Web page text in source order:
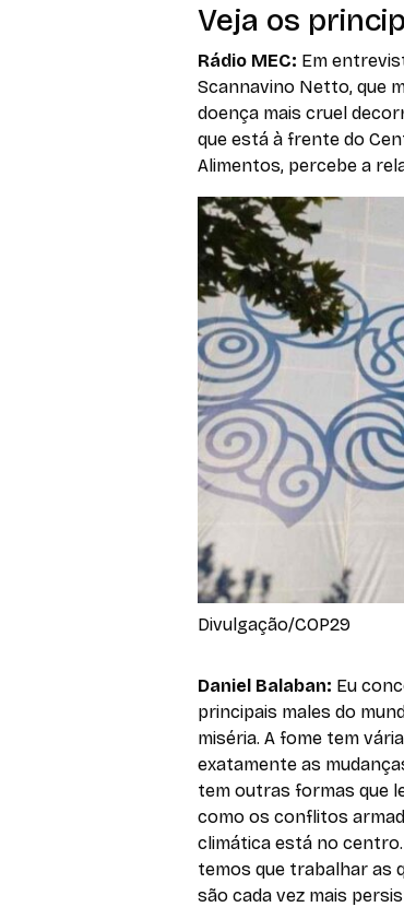
Veja os
Rádio MEC: Em
Scannavino Netto, que
doença mais cruel
que está à frente do
Alimentos, percebe a
Divulgação/COP29
Daniel Balaban: Eu
principais males do
miséria. A fome tem
exatamente as
tem outras formas que
como os conflitos
climática está no
temos que trabalhar as
são cada vez mais